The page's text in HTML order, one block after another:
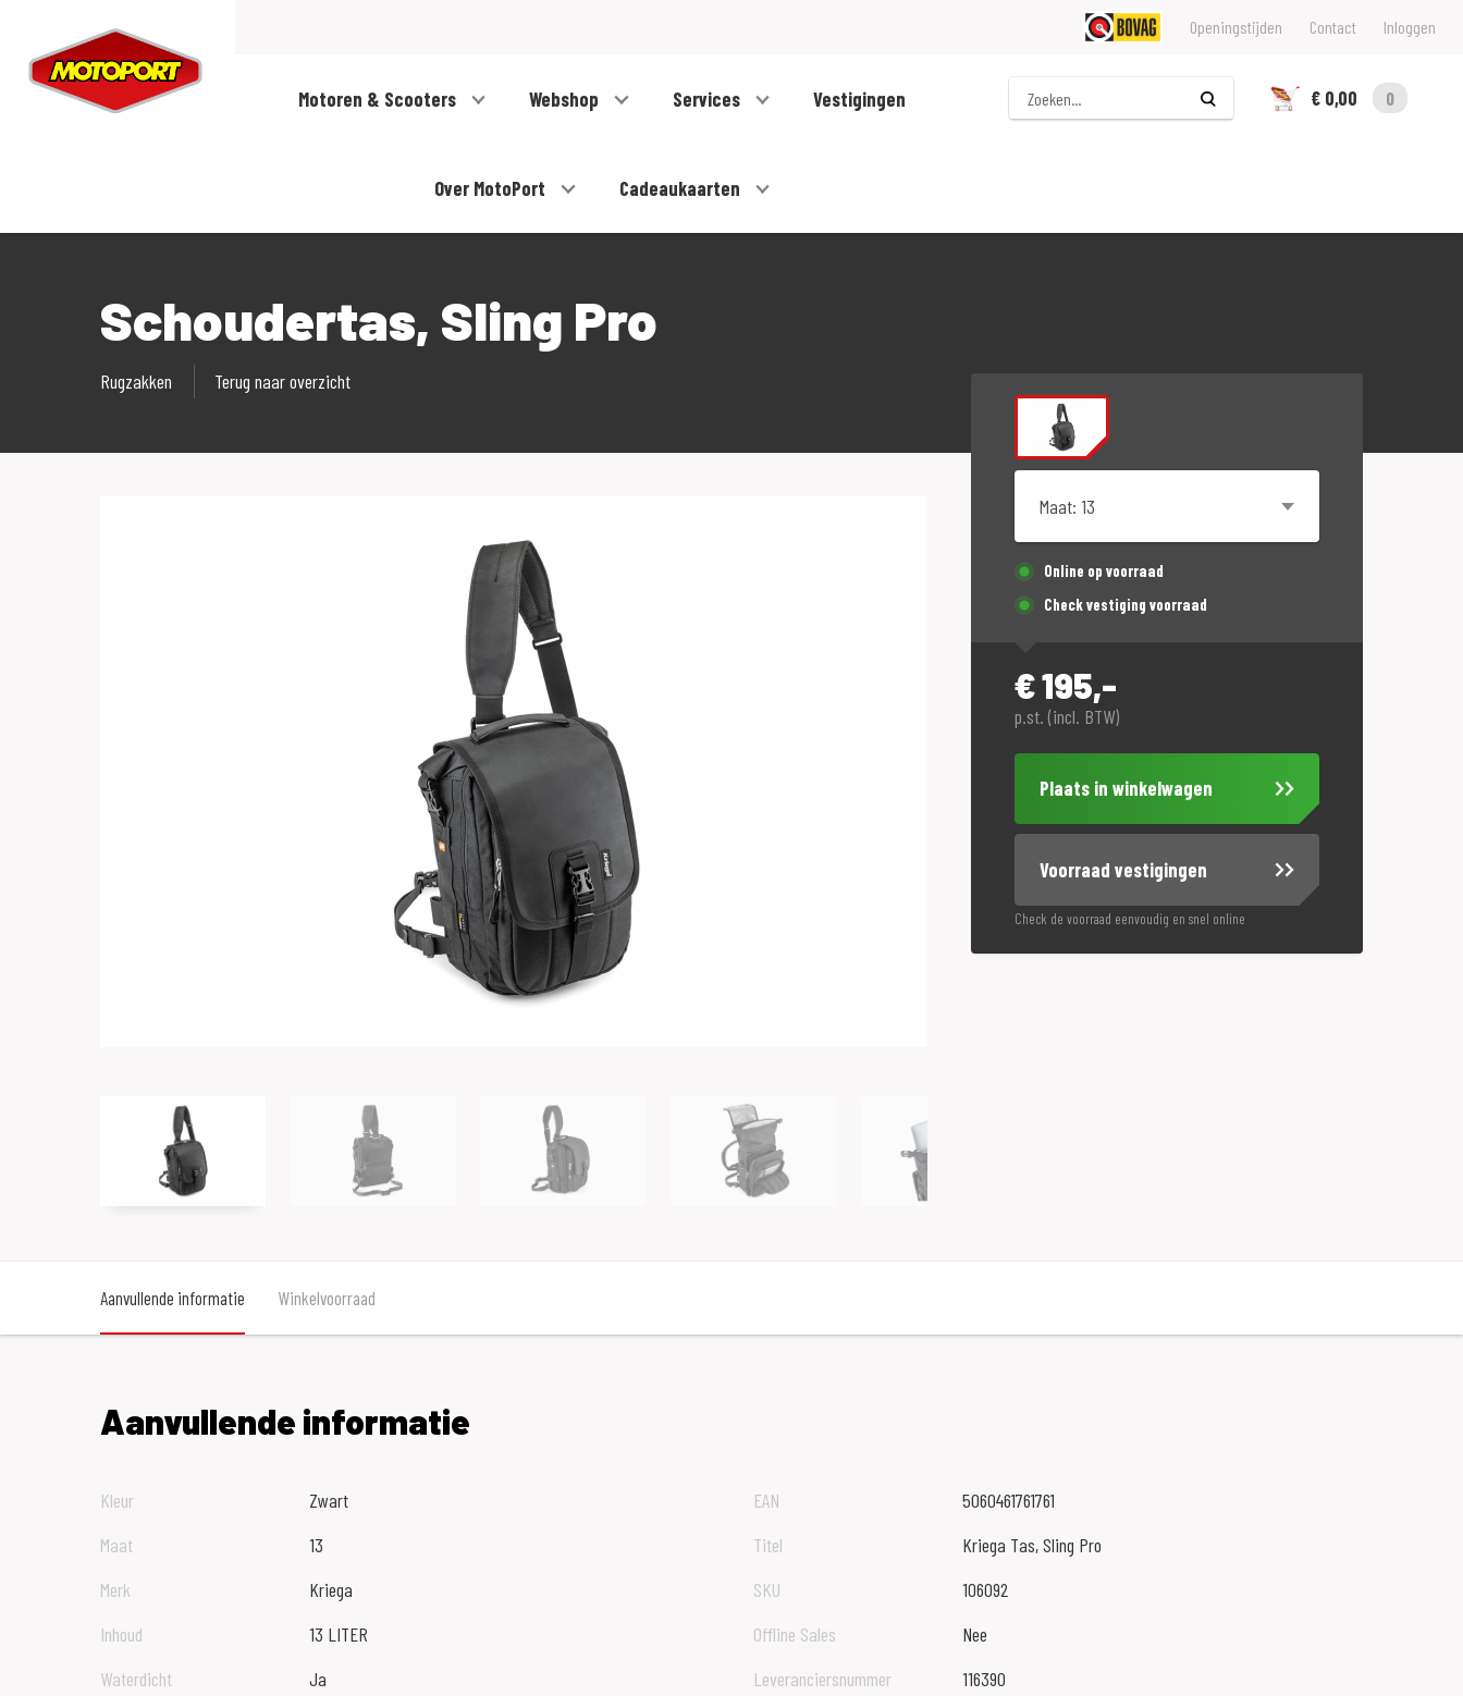
Openingstijden Contact Inloggen
Motoren & Scooters Webshop Services Vestigingen
Over MotoPort Cadeaukaarten
Zoeken
€ 0,00
0
Schoudertas, Sling Pro
Rugzakken Terug naar overzicht
Online op voorraad
Check vestiging voorraad
€195,-
p.st. (incl. BTW)
Plaats in winkelwagen
Voorraad vestigingen
Check de voorraad eenvoudig en snel online
Aanvullende informatie Winkelvoorraad
Aanvullende informatie
Kleur
Zwart
Maat
13
Merk
Kriega
Inhoud
13 LITER
Waterdicht
Ja
EAN
5060461761761
Titel
Kriega Tas, Sling Pro
SKU
106092
Offline Sales
Nee
Leveranciersnummer
116390